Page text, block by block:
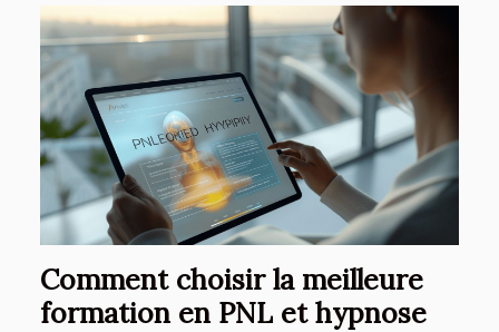
Comment choisir la meilleure
formation en PNL et hypnose